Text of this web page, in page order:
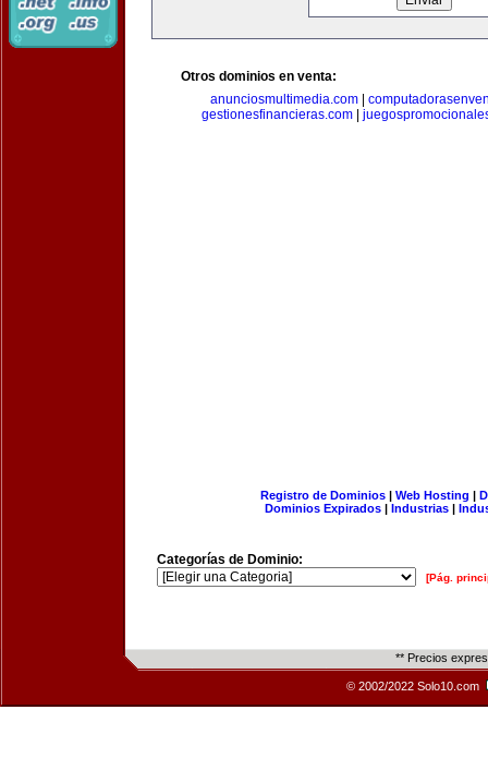
Otros dominios en venta:
anunciosmultimedia.com
gestionesfinancieras.com
Registro de Dominios| Web Hosting |
Dominios Expirados | Industrias |
Categorías de Dominio:
[Pág.
** Precios
© 2002/2022 Solo10.com